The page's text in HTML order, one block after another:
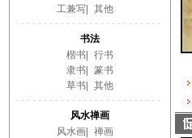
工兼写| 其他
书法
楷书
行书
隶书
篆书
草书
其他
风水禅画
风水画|
禅画